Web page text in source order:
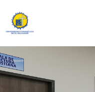
Communities & Collections
All of DSpace